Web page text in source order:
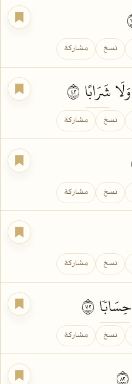
نسخ مشاركة
وَلَاشَرَابًا
نسخ مشاركة
نسخ مشاركة
نسخ مشاركة
حِسَابٗا
نسخ مشاركة